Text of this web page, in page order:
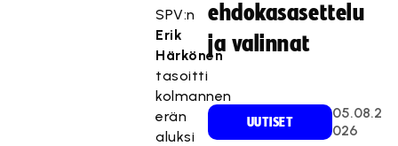
SPV:n
Erik
Härkönen
tasoitti
kolmannen
erän
aluksi
ehdokasasettelu
ja valinnat
UUTISET
05.08.2
026